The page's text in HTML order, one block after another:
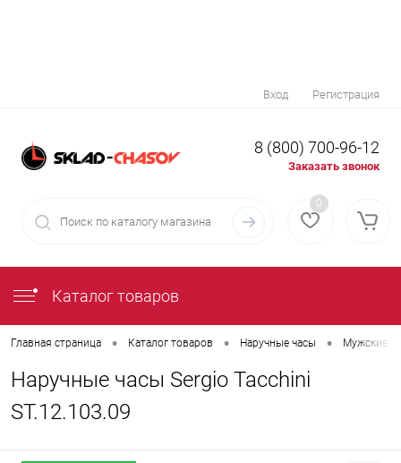
Вход Регистрация
8 (800) 700-96-12
Заказать звонок
0
Каталог товаров
Главная страница • Каталог товаров • Наручные часы • Мужские
Наручные часы Sergio Tacchini
ST.12.103.09